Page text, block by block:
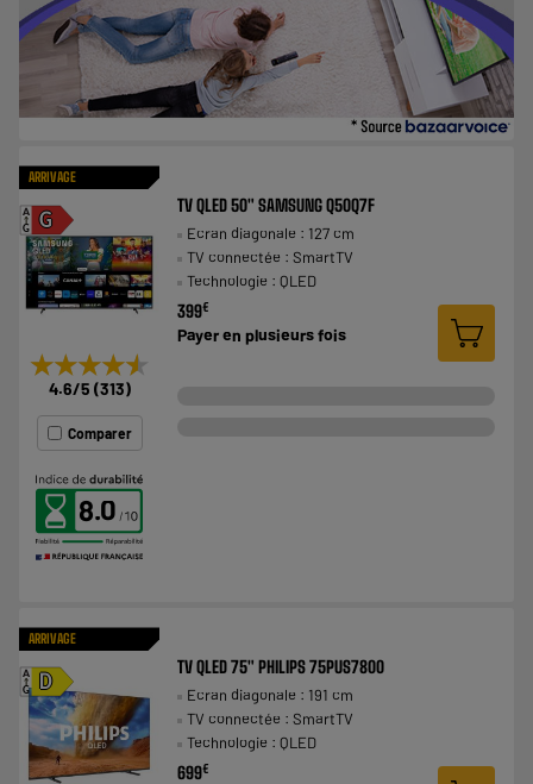
ARRIVAGE
G
A
G
★★★★★
★★★★★
4.6/5 (313)
Comparer
8.0
TV QLED 50" SAMSUNG Q50Q7F
Ecran diagonale : 127 cm
TV connectée : SmartTV
Technologie : QLED
399€
Payer en plusieurs fois
ARRIVAGE
D
A
G
TV QLED 75" PHILIPS 75PUS7800
Ecran diagonale : 191 cm
TV connectée : SmartTV
Technologie : QLED
699€